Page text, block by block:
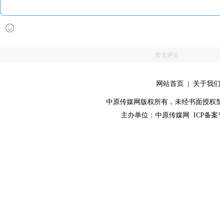
暂无评论
网站首页 关于我们
中原传媒网版权所有，未经书面授权
主办单位： 中原传媒网 ICP备案